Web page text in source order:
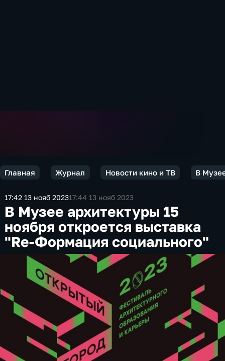
Главная Журнал Новости кино и ТВ В
17:42 13 нояб 202317:44 13 нояб 2023
В Музее архитектуры 15
ноября откроется выставка
"Re-Формация социального"